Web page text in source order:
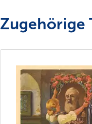
Zugehörige